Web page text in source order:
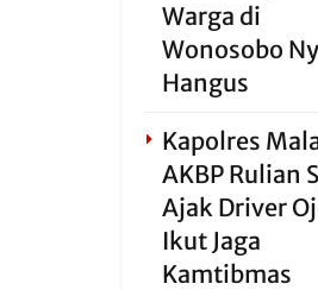
Warga di
Wonosobo
Hangus
Kapolres
AKBP Rulian
Ajak Driver
Ikut Jaga
Kamtibmas